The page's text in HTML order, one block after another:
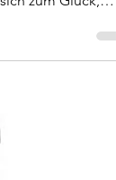
2023
Tannine,
bei Svinando.